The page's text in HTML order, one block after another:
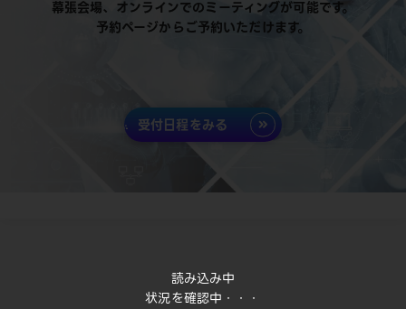
読み込み中
状況を確認中・・・
幕張会場、オンラインでのミーティングが可能です。
予約ページからご予約いただけます。
受付日程をみる